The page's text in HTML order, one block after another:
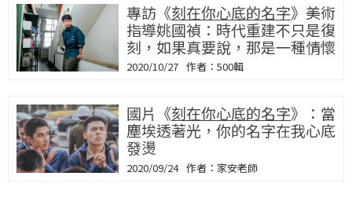
專訪《刻在你心底的名字》美術
指導姚國禎：時代重建不只是復
刻，如果真要說，那是一種情懷
2020/10/27 500輯
國片《刻在你心底的名字》：當
塵埃透著光，你的名字在我心底
發燙
2020/09/24 家安老師